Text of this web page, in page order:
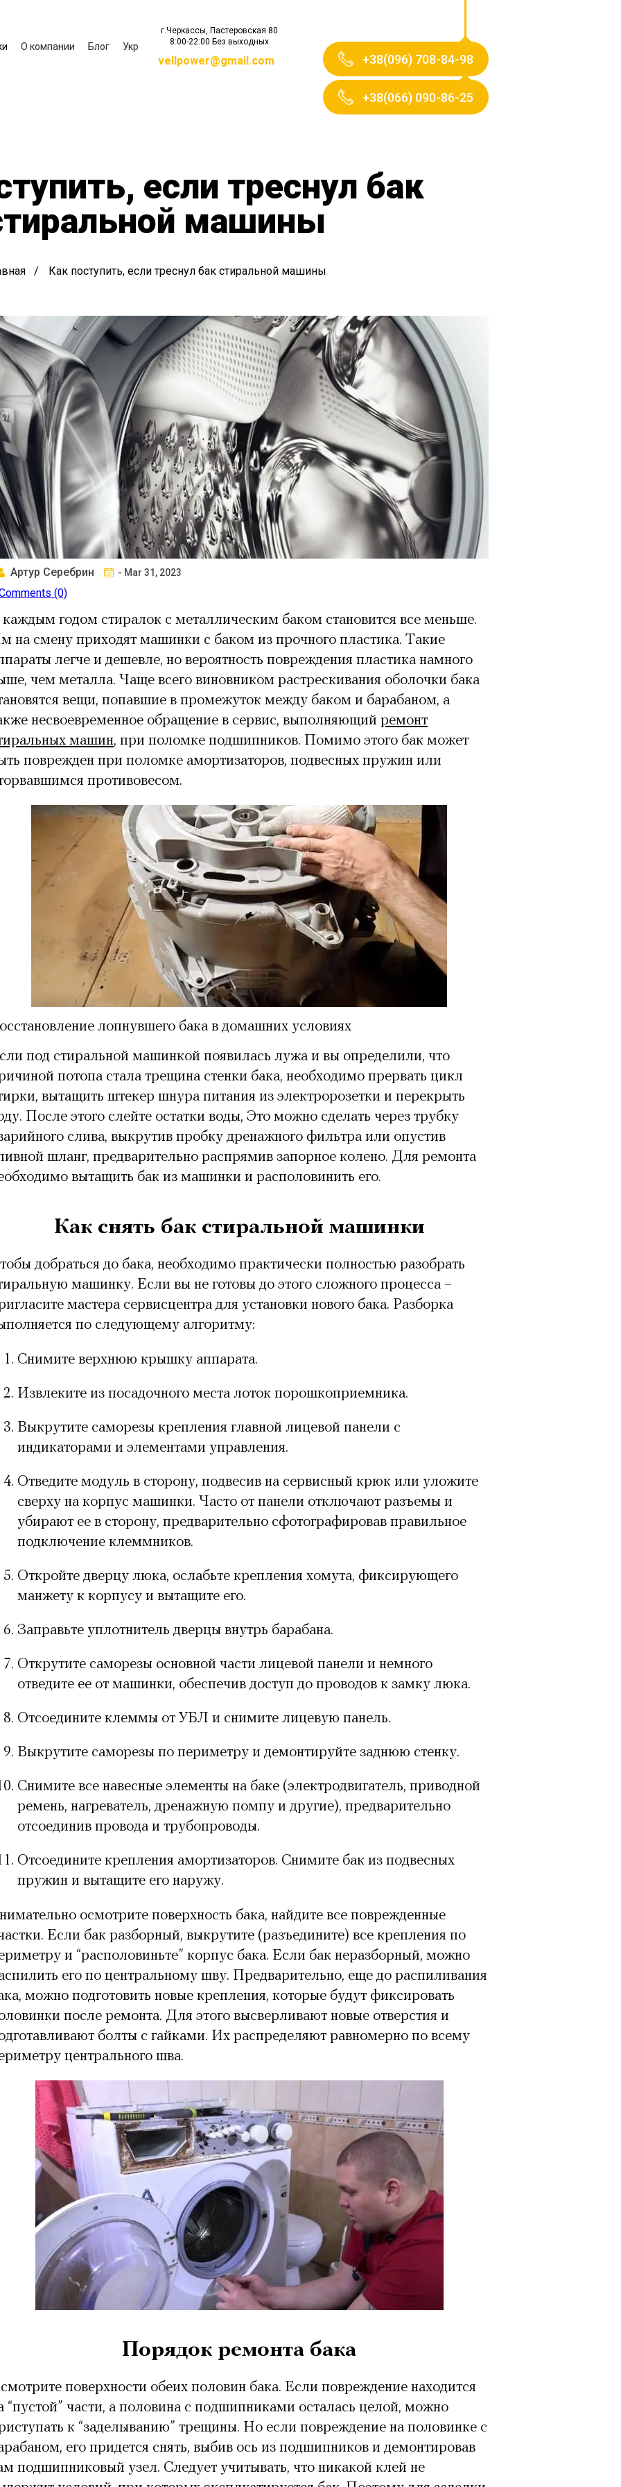
О компании Блог Укр
г.Черкассы, Пастеровская 80
8:00-22:00 Без выходных
vellpower@gmail.com +38(096) 708-84-98
+38(066) 090-86-25
если треснул бак
машины
Как поступить, если треснул бак стиральной машины
Артур Серебрин - Mar 31, 2023
(0)
годом стиралок с металлическим баком становится все меньше.
на смену приходят машинки с баком из прочного пластика. Такие
легче и дешевле, но вероятность повреждения пластика намного
чем металла. Чаще всего виновником растрескивания оболочки бака
вещи, попавшие в промежуток между баком и барабаном, а
несвоевременное обращение в сервис, выполняющий ремонт
машин, при поломке подшипников. Помимо этого бак может
поврежден при поломке амортизаторов, подвесных пружин или
противовесом.
лопнувшего бака в домашних условиях
под стиральной машинкой появилась лужа и вы определили, что
потопа стала трещина стенки бака, необходимо прервать цикл
вытащить штекер шнура питания из электророзетки и перекрыть
После этого слейте остатки воды, Это можно сделать через трубку
слива, выкрутив пробку дренажного фильтра или опустив
шланг, предварительно распрямив запорное колено. Для ремонта
вытащить бак из машинки и располовинить его.
Как снять бак стиральной машинки
добраться до бака, необходимо практически полностью разобрать
машинку. Если вы не готовы до этого сложного процесса –
мастера сервисцентра для установки нового бака. Разборка
по следующему алгоритму:
Снимите верхнюю крышку аппарата.
Извлеките из посадочного места лоток порошкоприемника.
Выкрутите саморезы крепления главной лицевой панели с
индикаторами и элементами управления.
Отведите модуль в сторону, подвесив на сервисный крюк или уложите
сверху на корпус машинки. Часто от панели отключают разъемы и
убирают ее в сторону, предварительно сфотографировав правильное
подключение клеммников.
Откройте дверцу люка, ослабьте крепления хомута, фиксирующего
манжету к корпусу и вытащите его.
Заправьте уплотнитель дверцы внутрь барабана.
Открутите саморезы основной части лицевой панели и немного
отведите ее от машинки, обеспечив доступ до проводов к замку люка.
Отсоедините клеммы от УБЛ и снимите лицевую панель.
Выкрутите саморезы по периметру и демонтируйте заднюю стенку.
Снимите все навесные элементы на баке (электродвигатель, приводной
ремень, нагреватель, дренажную помпу и другие), предварительно
отсоединив провода и трубопроводы.
Отсоедините крепления амортизаторов. Снимите бак из подвесных
пружин и вытащите его наружу.
осмотрите поверхность бака, найдите все поврежденные
Если бак разборный, выкрутите (разъедините) все крепления по
и “располовиньте” корпус бака. Если бак неразборный, можно
его по центральному шву. Предварительно, еще до распиливания
можно подготовить новые крепления, которые будут фиксировать
после ремонта. Для этого высверливают новые отверстия и
болты с гайками. Их распределяют равномерно по всему
центрального шва.
Порядок ремонта бака
поверхности обеих половин бака. Если повреждение находится
“пустой” части, а половина с подшипниками осталась целой, можно
к “заделыванию” трещины. Но если повреждение на половинке с
его придется снять, выбив ось из подшипников и демонтировав
подшипниковый узел. Следует учитывать, что никакой клей не